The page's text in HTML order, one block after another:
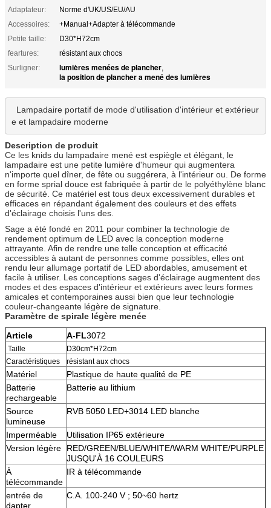
Adaptateur:
Norme d'UK/US/EU/AU
Accessoires:
+Manual+Adapter à télécommande
Petite taille:
D30*H72cm
feartures:
résistant aux chocs
Surligner:
lumières menées de plancher,
la position de plancher a mené des lumières
Lampadaire portatif de mode d'utilisation d'intérieur et extérieur
e et lampadaire moderne
Description de produit
Ce les knids du lampadaire mené est espiègle et élégant, le
lampadaire est une petite lumière d'humeur qui augmentera
n'importe quel dîner, de fête ou suggérera, à l'intérieur ou. De forme
en forme sprial douce est fabriquée à partir de le polyéthylène blanc
de sécurité. Ce matériel est tous deux excessivement durables et
efficaces en répandant également des couleurs et des effets
d'éclairage choisis l'uns des.
Sage a été fondé en 2011 pour combiner la technologie de
rendement optimum de LED avec la conception moderne
attrayante. Afin de rendre une telle conception et efficacité
accessibles à autant de personnes comme possibles, elles ont
rendu leur allumage portatif de LED abordables, amusement et
facile à utiliser. Les conceptions sages d'éclairage augmentent des
modes et des espaces d'intérieur et extérieurs avec leurs formes
amicales et contemporaines aussi bien que leur technologie
couleur-changeante légère de signature.
Paramètre de spirale légère menée
Article
A-FL3072
Taille
D30cm*H72cm
Caractéristiques
résistant aux chocs
Matériel
Plastique de haute qualité de PE
Batterie
rechargeable
Batterie au lithium
Source
lumineuse
RVB 5050 LED+3014 LED blanche
Imperméable
Utilisation IP65 extérieure
Version légère
RED/GREEN/BLUE/WHITE/WARM WHITE/PURPLE
JUSQU'À 16 COULEURS
À
télécommande
IR à télécommande
entrée de
dapter
C.A. 100-240 V ; 50~60 hertz